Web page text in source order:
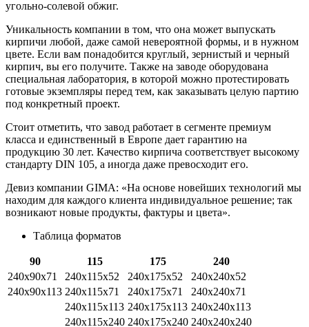
угольно-солевой обжиг.
Уникальность компании в том, что она может выпускать
кирпичи любой, даже самой невероятной формы, и в нужном
цвете. Если вам понадобится круглый, зернистый и черный
кирпич, вы его получите. Также на заводе оборудована
специальная лаборатория, в которой можно протестировать
готовые экземпляры перед тем, как заказывать целую партию
под конкретный проект.
Стоит отметить, что завод работает в сегменте премиум
класса и единственный в Европе дает гарантию на
продукцию 30 лет. Качество кирпича соответствует высокому
стандарту DIN 105, а иногда даже превосходит его.
Девиз компании GIMA: «На основе новейших технологий мы
находим для каждого клиента индивидуальное решение; так
возникают новые продукты, фактуры и цвета».
Таблица форматов
90 115 175
240
240х90х71
240x115x52 240х175х52
240х240х52
240x90x113 240x115x71 240х175х71
240х240х71
240x115x113 240х175х113 240х240х113
240x115x240 240х175х240 240х240х240